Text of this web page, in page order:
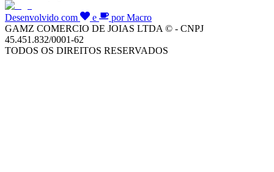
Desenvolvido com e
por Macro
GAMZ COMERCIO DE JOIAS LTDA © - CNPJ
45.451.832/0001-62
TODOS OS DIREITOS RESERVADOS